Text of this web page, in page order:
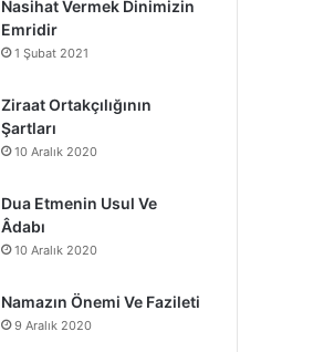
o
o
k
b
g
a
Nasihat Vermek Dinimizin
Emridir
1 Şubat 2021
Ziraat Ortakçılığının
Şartları
10 Aralık 2020
Dua Etmenin Usul Ve
Âdabı
10 Aralık 2020
Namazın Önemi Ve Fazileti
9 Aralık 2020